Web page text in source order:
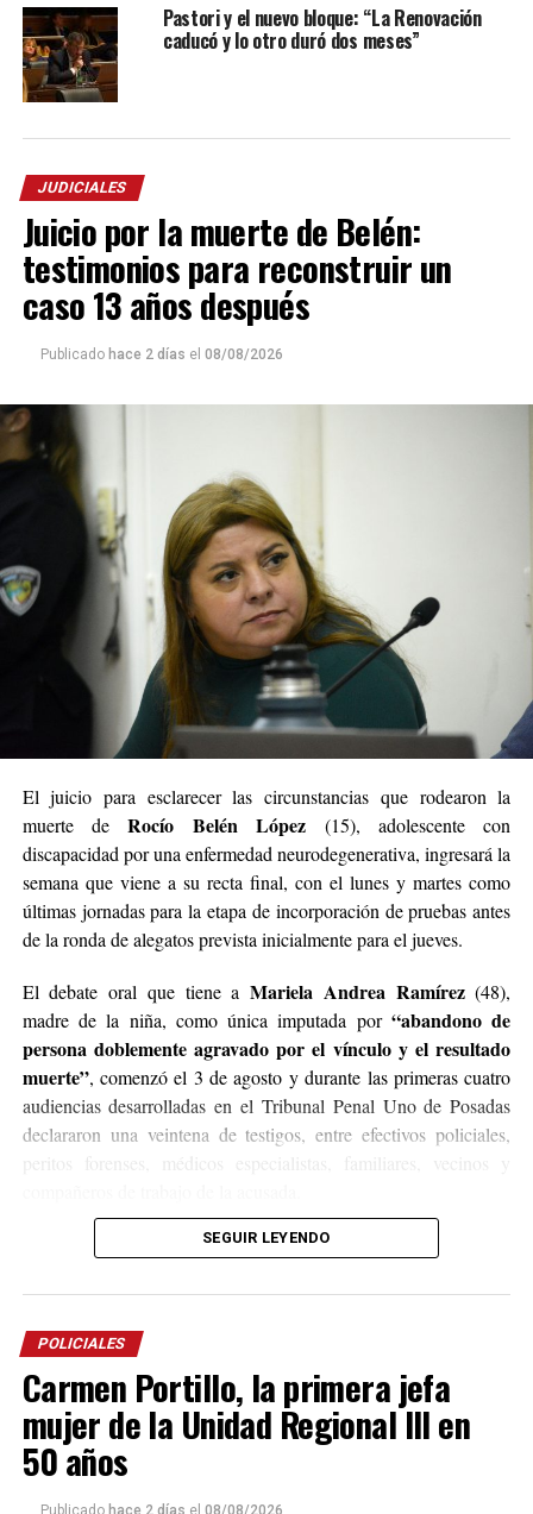
Pastori y el nuevo bloque: “La Renovación
caducó y lo otro duró dos meses”
JUDICIALES
Juicio por la muerte de Belén:
testimonios para reconstruir un
caso 13 años después
Publicado hace 2 días el 08/08/2026
El juicio para esclarecer las circunstancias que rodearon la
muerte de Rocío Belén López (15), adolescente con
discapacidad por una enfermedad neurodegenerativa, ingresará la
semana que viene a su recta final, con el lunes y martes como
últimas jornadas para la etapa de incorporación de pruebas antes
de la ronda de alegatos prevista inicialmente para el jueves.
El debate oral que tiene aMariela Andrea Ramírez(48),
madre de la niña, como única imputada por“abandono de
persona doblemente agravado por el vínculo y el resultado
muerte”, comenzó el 3 de agosto y durante las primeras cuatro
audiencias desarrolladas en el Tribunal Penal Uno de Posadas
declararon una veintena de testigos, entre efectivos policiales,
Según los estudios médicos, Belén padecía
provoca una pérdida progresiva de las capacidades del habla, el
movimiento de las manos y la coordinación motora, condición
que torna al paciente incapaz de valerse por sí mismo.
Durante el transcurso del debate se pudo reconstruir que la niña
residió gran parte de su vida con sus abuelos y una tía materna,
quienes se encargaron de su cuidado, excepto en una temporada
SEGUIR LEYENDO
POLICIALES
Carmen Portillo, la primera jefa
mujer de la Unidad Regional III en
50 años
Publicado hace 2 días el 08/08/2026